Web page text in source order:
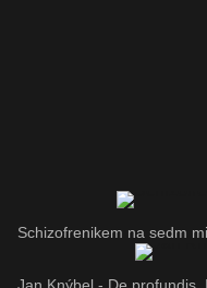
Schizofrenikem na sedm